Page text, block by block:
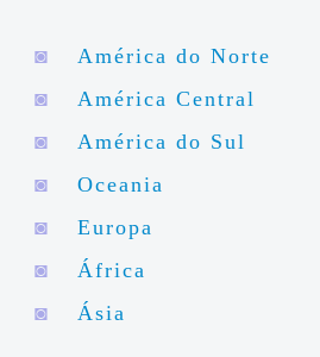
◙
América do Norte
◙
América Central
◙
América do Sul
◙
Oceania
◙
Europa
◙
África
◙
Ásia